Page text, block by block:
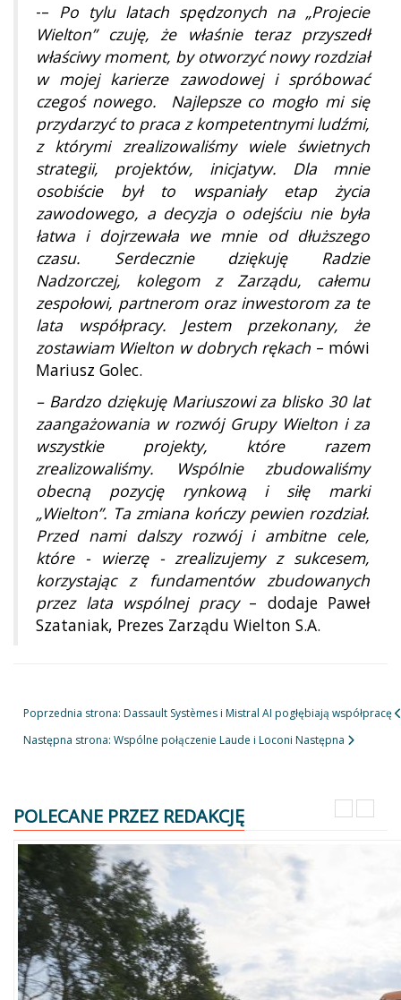
-– Po tylu latach spędzonych na „Projecie
Wielton” czuję, że właśnie teraz przyszedł
właściwy moment, by otworzyć nowy rozdział
w mojej karierze zawodowej i spróbować
czegoś nowego. Najlepsze co mogło mi się
przydarzyć to praca z kompetentnymi ludźmi,
z którymi zrealizowaliśmy wiele świetnych
strategii, projektów, inicjatyw. Dla mnie
osobiście był to wspaniały etap życia
zawodowego, a decyzja o odejściu nie była
łatwa i dojrzewała we mnie od dłuższego
czasu. Serdecznie dziękuję Radzie
Nadzorczej, kolegom z Zarządu, całemu
zespołowi, partnerom oraz inwestorom za te
lata współpracy. Jestem przekonany, że
zostawiam Wielton w dobrych rękach – mówi
Mariusz Golec.
– Bardzo dziękuję Mariuszowi za blisko 30 lat
zaangażowania w rozwój Grupy Wielton i za
wszystkie projekty, które razem
zrealizowaliśmy. Wspólnie zbudowaliśmy
obecną pozycję rynkową i siłę marki
„Wielton”. Ta zmiana kończy pewien rozdział.
Przed nami dalszy rozwój i ambitne cele,
które - wierzę - zrealizujemy z sukcesem,
korzystając z fundamentów zbudowanych
przez lata wspólnej pracy – dodaje Paweł
Szataniak, Prezes Zarządu Wielton S.A.
Poprzednia strona: Dassault Systèmes i Mistral AI pogłębiają współpracę
Następna strona: Wspólne połączenie Laude i Loconi Następna
POLECANE PRZEZ REDAKCJĘ